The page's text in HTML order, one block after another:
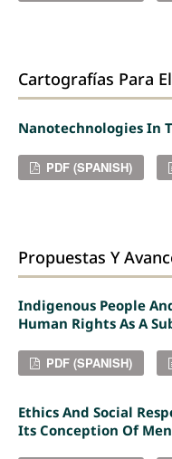
Cartografías Para
Nanotechnologies In
PDF (SPANISH)
Propuestas Y
Indigenous People
Human Rights As A
PDF (SPANISH)
Ethics And Social
Its Conception Of Men